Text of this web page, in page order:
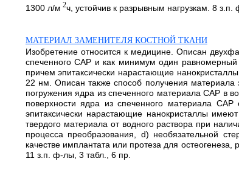
1300 л/м 2ч, устойчив к разрывным нагрузкам. 8
МАТЕРИАЛ ЗАМЕНИТЕЛЯ КОСТНОЙ ТКАНИ
Изобретение относится к медицине. Описан
спеченного CAP и как минимум один равномерный
причем эпитаксически нарастающие
22 нм. Описан также способ получения
погружения ядра из спеченного материала CAP в
поверхности ядра из спеченного материала CAP
эпитаксически нарастающие нанокристаллы
твердого материала от водного раствора при
процесса преобразования, d) необязательной
качестве имплантата или протеза для
11 з.п. ф-лы, 3 табл., 6 пр.